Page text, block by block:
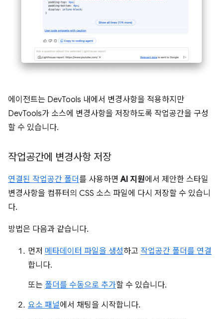
에이전트는 DevTools 내에서 변경사항을 적용하지만
DevTools가 소스에 변경사항을 저장하도록 작업공간을 구성
할 수 있습니다.
작업공간에 변경사항 저장
연결된 작업공간 폴더를 사용하면AI 지원에서 제안한 스타일
변경사항을 컴퓨터의 CSS 소스 파일에 다시 저장할 수 있습니
다.
방법은 다음과 같습니다.
먼저 메타데이터 파일을 생성하고 작업공간 폴더를 연결
합니다.
또는 폴더를 수동으로 추가할 수 있습니다.
요소 패널에서 채팅을 시작합니다.